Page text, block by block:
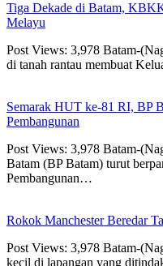
Tiga Dekade di Batam,
Melayu
Post Views: 3,978 Batam-
di tanah rantau membuat
Semarak HUT ke-81 RI, BP
Pembangunan
Post Views: 3,978 Batam-
Batam (BP Batam) turut
Pembangunan…
Rokok Manchester Beredar
Post Views: 3,978 Batam-
kecil di lapangan yang